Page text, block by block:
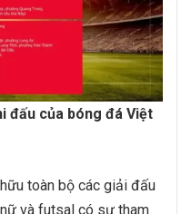
đấu của bóng đá Việt
toàn bộ các giải đấu
và futsal có sự tham